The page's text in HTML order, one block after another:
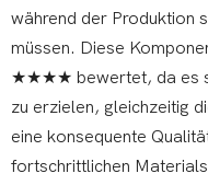
während der Produktion
müssen. Diese
★★★★ bewertet, da es
zu erzielen, gleichzeitig
eine konsequente
fortschrittlichen